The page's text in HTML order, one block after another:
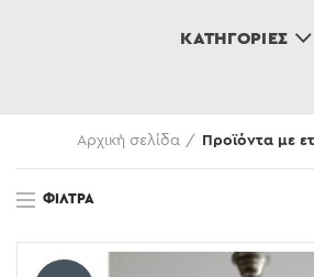
ΚΑΤΗΓΟΡΊΕΣ
Αρχική σελίδα Προϊόντα με
ΦΊΛΤΡΑ